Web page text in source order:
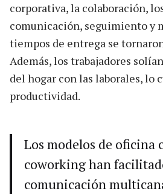
corporativa, la colaboración,
comunicación, seguimiento y
tiempos de entrega se
Además, los trabajadores
del hogar con las laborales, lo
productividad.
Los modelos de oficina
coworking han
comunicación